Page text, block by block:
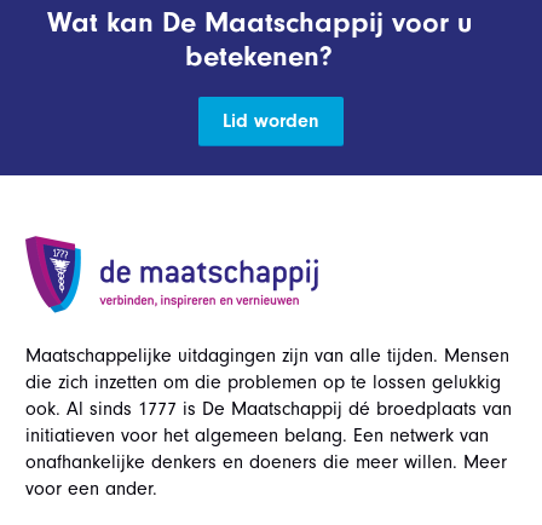
Wat kan De Maatschappij voor u
betekenen?
Lid worden
Maatschappelijke uitdagingen zijn van alle tijden. Mensen
die zich inzetten om die problemen op te lossen gelukkig
ook. Al sinds 1777 is De Maatschappij dé broedplaats van
initiatieven voor het algemeen belang. Een netwerk van
onafhankelijke denkers en doeners die meer willen. Meer
voor een ander.